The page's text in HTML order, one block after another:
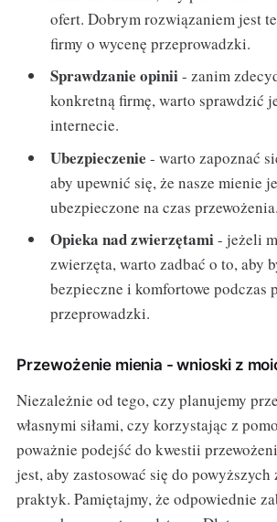
ofert. Dobrym rozwiązaniem jest
firmy o wycenę przeprowadzki.
Sprawdzanie opinii- zanim
konkretną firmę, warto sprawdzić
internecie.
Ubezpieczenie - warto zapoznać
aby upewnić się, że nasze mienie
ubezpieczone na czas przewożenia.
Opieka nad zwierzętami- jeżeli
zwierzęta, warto zadbać o to, aby
bezpieczne i komfortowe podczas
przeprowadzki.
Przewożenie mienia - wnioski z
Niezależnie od tego, czy planujemy
własnymi siłami, czy korzystając z
poważnie podejść do kwestii
jest, aby zastosować się do powyższych
praktyk. Pamiętajmy, że odpowiednie